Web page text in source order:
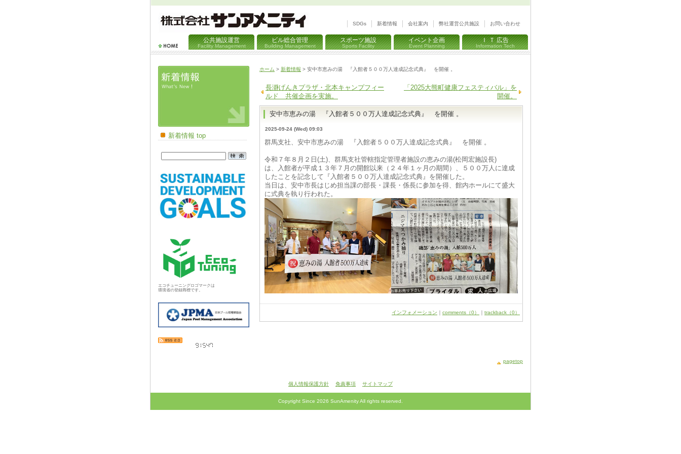
公共施設運営
Facility Management
ビル総合管理
Building Management
スポーツ施設
Sports Facility
イベント企画
Event Planning
Ｉ Ｔ 広告
Information Tech
SDGs 新着情報 会社案内 弊社運営公共施設 お問い合わせ
ホーム > 新着情報 > 安中市恵みの湯 『入館者５００万人達成記念式典』 を開催 。
長瀞げんきプラザ・北本キャンプフィー
ルド 共催企画を実施。
「2025大熊町健康フェスティバル」を
開催。
安中市恵みの湯 『入館者５００万人達成記念式典』 を開催 。
2025-09-24 (Wed) 09:03
群馬支社、安中市恵みの湯 『入館者５００万人達成記念式典』 を開催 。
令和７年８月２日(土)、群馬支社管轄指定管理者施設の恵みの湯(松岡宏施設長)
は、入館者が平成１３年７月の開館以来（２４年１ヶ月の期間）、５００万人に達成
したことを記念して『入館者５００万人達成記念式典』を開催した。
当日は、安中市長はじめ担当課の部長・課長・係長に参加を得、館内ホールにて盛大
に式典を執り行われた。
インフォメーション ｜ comments（0） ｜ trackback（0）
新着情報 top
エコチューニングロゴマークは
環境省の登録商標です。
pagetop
個人情報保護方針 免責事項 サイトマップ
Copyright Since 2026 SunAmenity All rights reserved.